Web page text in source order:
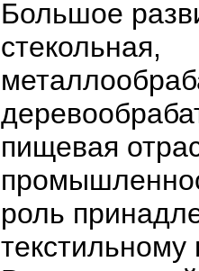
Большое
стекольная,
пищевая
роль
текстильному